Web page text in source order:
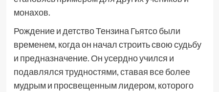
монахов.
Рождение и детство Тензина Гьятсо были
временем, когда он начал строить свою судьбу
и предназначение. Он усердно учился и
подавлялся трудностями, ставая все более
мудрым и просвещенным лидером, которого